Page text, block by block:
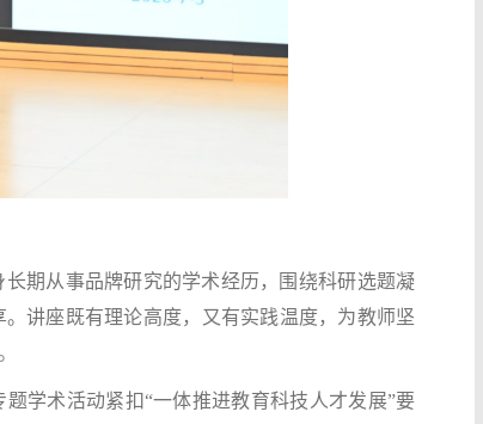
期从事品牌研究的学术经历，围绕科研选题凝
讲座既有理论高度，又有实践温度，为教师坚
学术活动紧扣“一体推进教育科技人才发展”要